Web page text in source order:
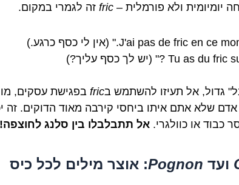
יומיומית ולא פורמלית –fric זה לגמרי במקום.
גדול, אל תעיזו להשתמש בfric בפגישת עסקים,
שלא אתם איתו ביחסי קירבה מאוד הדוקים. זה
כבוד או כוולגרי.אל תתבלבלו בין סלנג
ועד Pognon: אוצר מילים לכל כיס